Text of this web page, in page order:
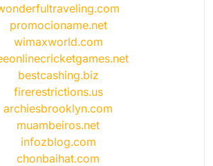
promocioname.net
wimaxworld.com
bestcashing.biz
firerestrictions.us
archiesbrooklyn.com
muambeiros.net
infozblog.com
chonbaihat.com